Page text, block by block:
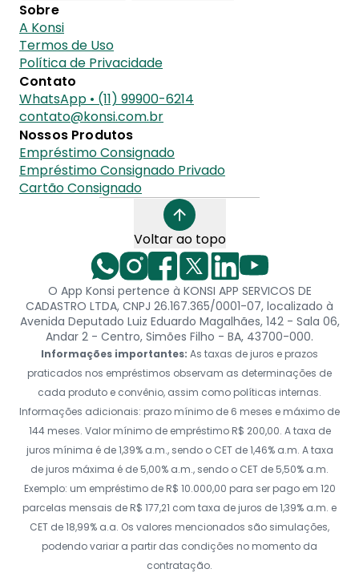
Sobre
A Konsi
Termos de Uso
Política de Privacidade
Contato
WhatsApp • (11) 99900-6214
contato@konsi.com.br
Nossos Produtos
Empréstimo Consignado
Empréstimo Consignado Privado
Cartão Consignado
Voltar ao topo
O App Konsi pertence à KONSI APP SERVICOS DE
CADASTRO LTDA, CNPJ 26.167.365/0001-07, localizado à
Avenida Deputado Luiz Eduardo Magalhães, 142 - Sala 06,
Andar 2 - Centro, Simões Filho - BA, 43700-000.
Informações importantes: As taxas de juros e prazos
praticados nos empréstimos observam as determinações de
cada produto e convênio, assim como políticas internas.
Informações adicionais: prazo mínimo de 6 meses e máximo de
144 meses. Valor mínimo de empréstimo R$ 200,00. A taxa de
juros mínima é de 1,39% a.m., sendo o CET de 1,46% a.m. A taxa
de juros máxima é de 5,00% a.m., sendo o CET de 5,50% a.m.
Exemplo: um empréstimo de R$ 10.000,00 para ser pago em 120
parcelas mensais de R$ 177,21 com taxa de juros de 1,39% a.m. e
CET de 18,99% a.a. Os valores mencionados são simulações,
podendo variar a partir das condições no momento da
contratação.